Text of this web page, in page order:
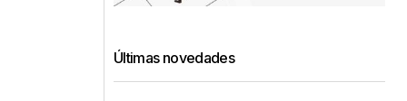
Últimas novedades